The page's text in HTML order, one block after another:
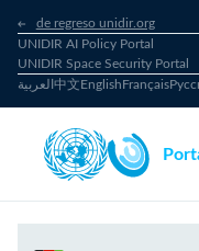
de regreso unidir.org
UNIDIR AI Policy Portal
UNIDIR Space Security Portal
العربية 中文EnglishFrançais